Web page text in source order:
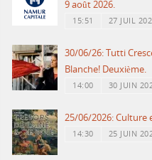
9 août 2026.
15:51 27 JUIL
30/06/26: Tutti
Blanche! Deuxième.
14:00 30 JUIN
25/06/2026: Culture
14:30 25 JUIN